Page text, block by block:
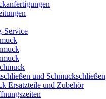
Service
und Schmuckschließen
Ersatzteile und Zubehör